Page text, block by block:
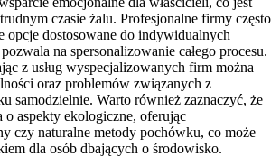
czasie żalu. Profesjonalne firmy często
opcje dostosowane do indywidualnych
na spersonalizowanie całego procesu.
z usług wyspecjalizowanych firm można
oraz problemów związanych z
samodzielnie. Warto również zaznaczyć, że
aspekty ekologiczne, oferując
czy naturalne metody pochówku, co może
dla osób dbających o środowisko.